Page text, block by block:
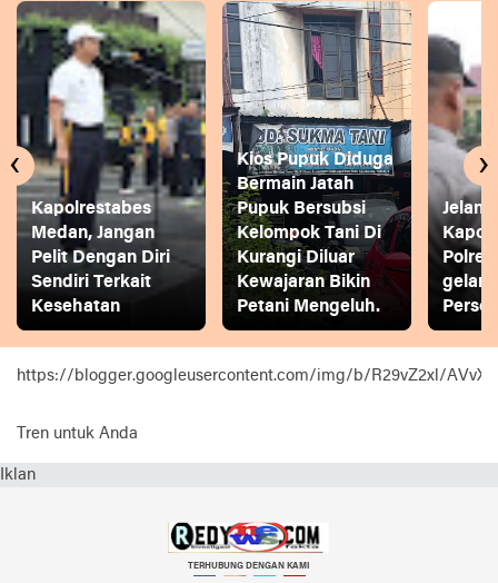
Kapolrestabes
Medan, Jangan
Pelit Dengan Diri
Sendiri Terkait
Kesehatan
Kios Pupuk Diduga
Bermain Jatah
Pupuk Bersubsi
Kelompok Tani Di
Kurangi Diluar
Kewajaran Bikin
Petani Mengeluh.
gelar
‹ ›
https://blogger.googleusercontent.com/img/b/R29vZ2xl/
Tren untuk Anda
Iklan
TERHUBUNG DENGAN KAMI